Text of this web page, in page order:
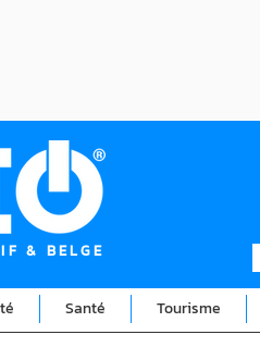
& BELGE
Santé Tourisme